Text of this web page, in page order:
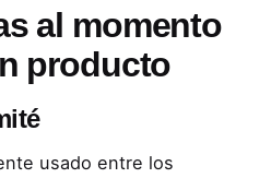
al momento
producto
usado entre los